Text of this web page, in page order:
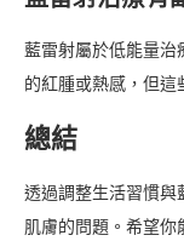
藍雷射屬於低能量治
的紅腫或熱感，但這
總結
透過調整生活習慣與
肌膚的問題。希望你